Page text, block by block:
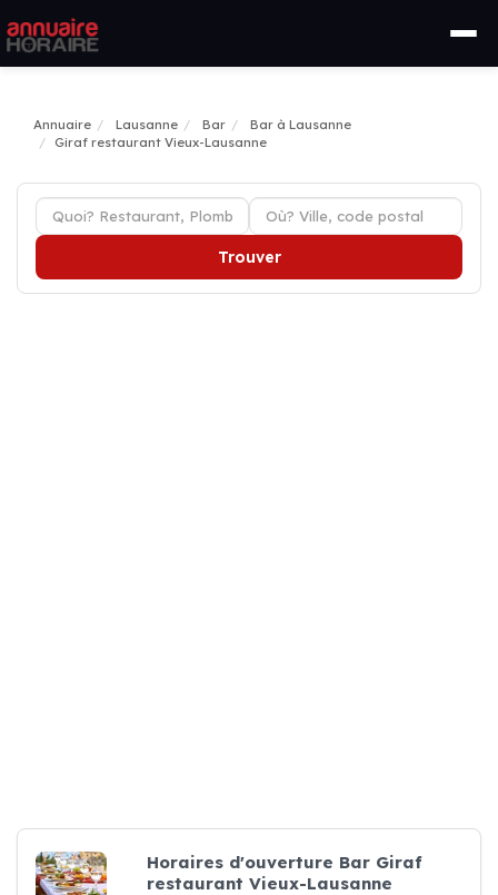
Annuaire Lausanne Bar
Bar à Lausanne
Giraf restaurant Vieux-Lausanne
Trouver
Horaires d'ouverture Bar Giraf
restaurant Vieux-Lausanne